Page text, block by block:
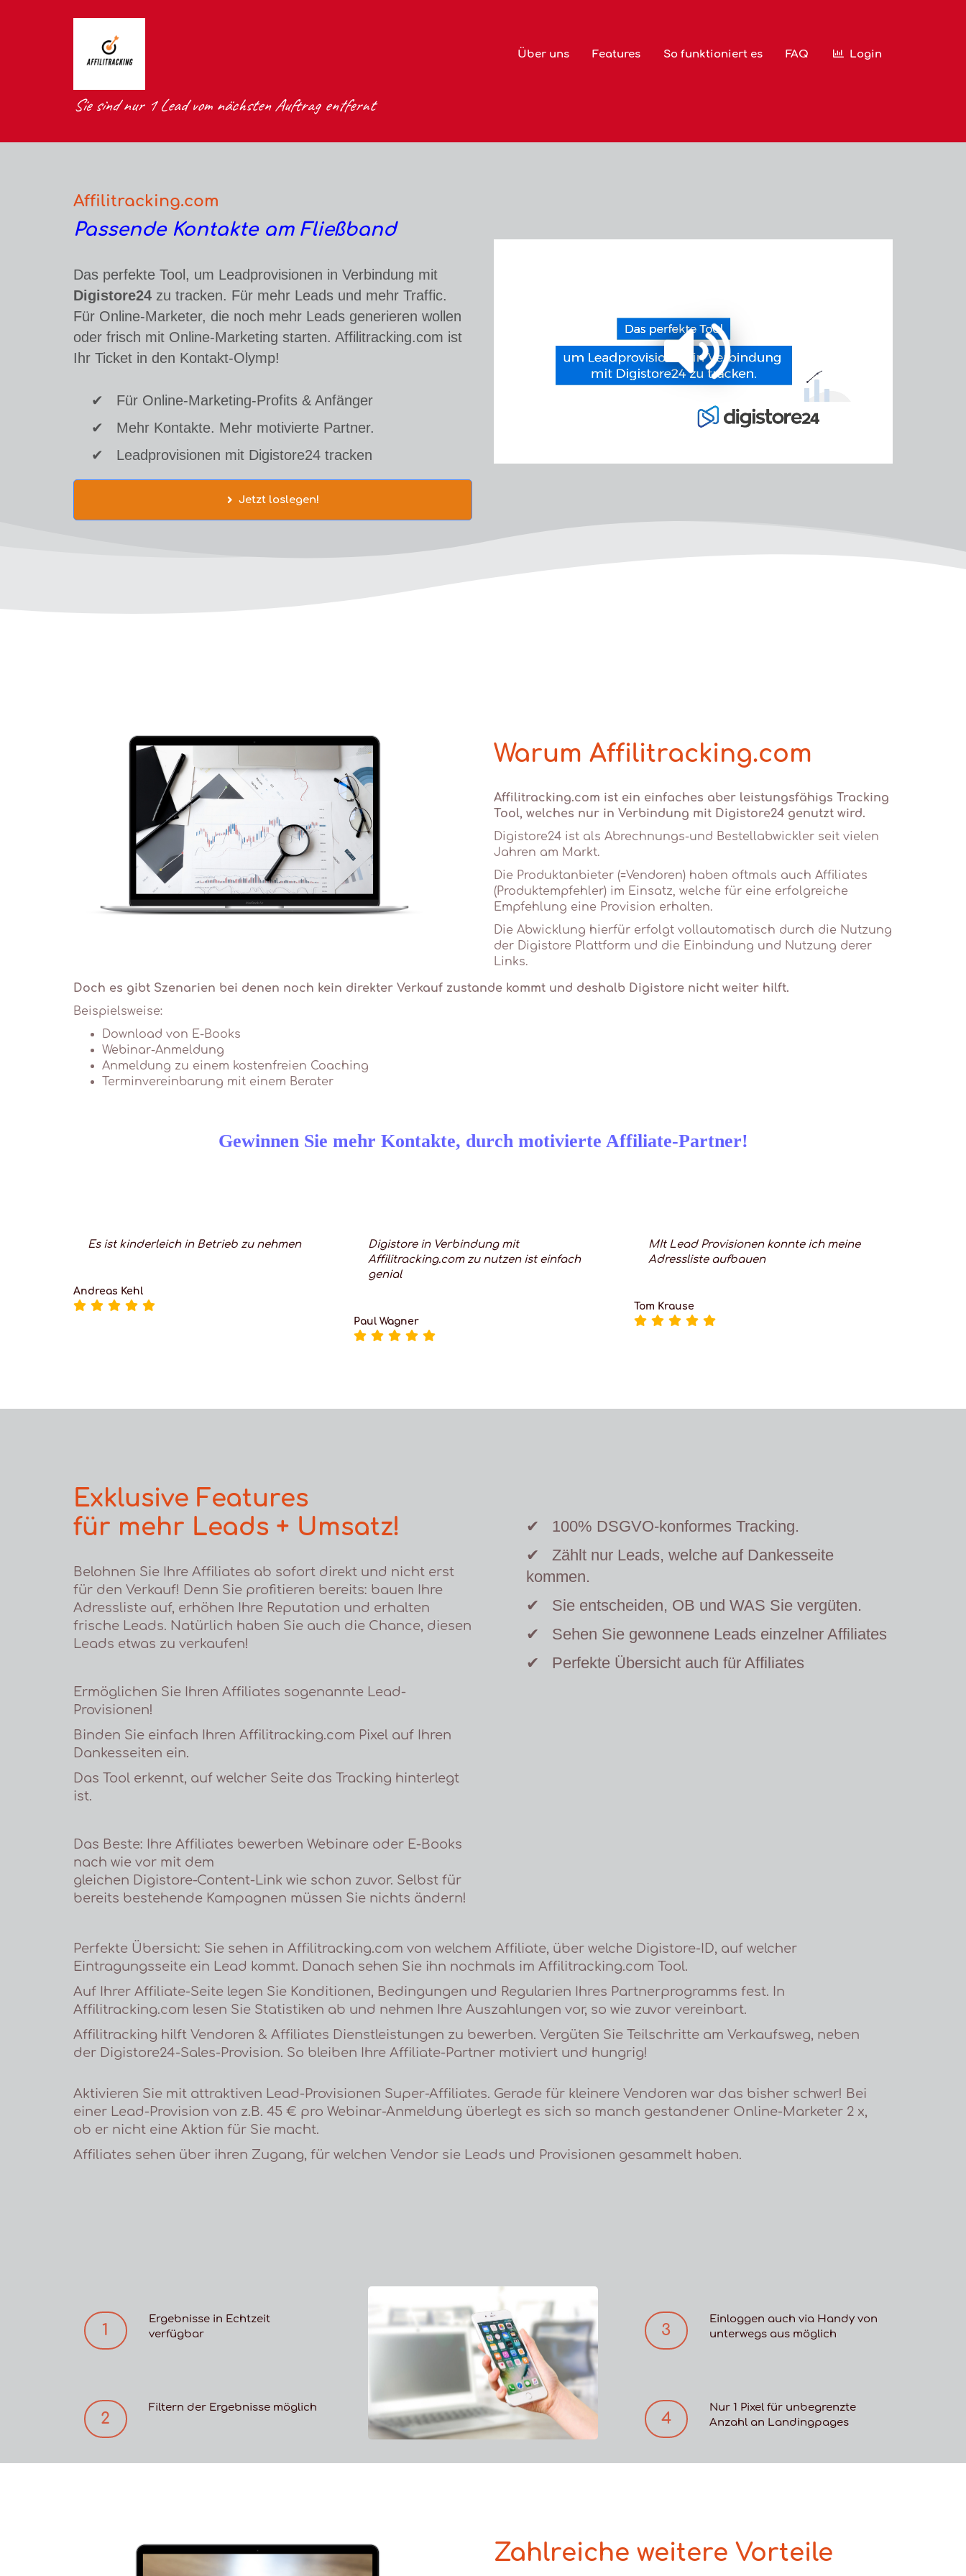
Über uns Features So funktioniert es FAQ Login
Sie sind nur 1 Lead vom nächsten Auftrag entfernt
Affilitracking.com
Passende Kontakte am Fließband
Das perfekte Tool, um Leadprovisionen in Verbindung mit
Digistore24 zu tracken. Für mehr Leads und mehr Traffic.
Für Online-Marketer, die noch mehr Leads generieren wollen
oder frisch mit Online-Marketing starten. Affilitracking.com ist
Ihr Ticket in den Kontakt-Olymp!
✔ Für Online-Marketing-Profits & Anfänger
✔ Mehr Kontakte. Mehr motivierte Partner.
✔ Leadprovisionen mit Digistore24 tracken
Jetzt loslegen!
100.00%
Rate
Warum Affilitracking.com
Affilitracking.com ist ein einfaches aber leistungsfähigs Tracking
Tool, welches nur in Verbindung mit Digistore24 genutzt wird.
Digistore24 ist als Abrechnungs-und Bestellabwickler seit vielen
Jahren am Markt.
Die Produktanbieter (=Vendoren) haben oftmals auch Affiliates
(Produktempfehler) im Einsatz, welche für eine erfolgreiche
Empfehlung eine Provision erhalten.
Die Abwicklung hierfür erfolgt vollautomatisch durch die Nutzung
der Digistore Plattform und die Einbindung und Nutzung derer
Links.
Doch es gibt Szenarien bei denen noch kein direkter Verkauf zustande kommt und deshalb Digistore nicht weiter hilft.
Beispielsweise:
Download von E-Books
Webinar-Anmeldung
Anmeldung zu einem kostenfreien Coaching
Terminvereinbarung mit einem Berater
Gewinnen Sie mehr Kontakte, durch motivierte Affiliate-Partner!
Es ist kinderleich in Betrieb zu nehmen
Andreas Kehl
Digistore in Verbindung mit
Affilitracking.com zu nutzen ist einfach
genial
Paul Wagner
MIt Lead Provisionen konnte ich meine
Adressliste aufbauen
Tom Krause
Exklusive Features
für mehr Leads + Umsatz!
Belohnen Sie Ihre Affiliates ab sofort direkt und nicht erst
für den Verkauf! Denn Sie profitieren bereits: bauen Ihre
Adressliste auf, erhöhen Ihre Reputation und erhalten
frische Leads. Natürlich haben Sie auch die Chance, diesen
Leads etwas zu verkaufen!
Ermöglichen Sie Ihren Affiliates sogenannte Lead-
Provisionen!
Binden Sie einfach Ihren Affilitracking.com Pixel auf Ihren
Dankesseiten ein.
Das Tool erkennt, auf welcher Seite das Tracking hinterlegt
ist.
Das Beste: Ihre Affiliates bewerben Webinare oder E-Books
nach wie vor mit dem
gleichen Digistore-Content-Link wie schon zuvor. Selbst für
bereits bestehende Kampagnen müssen Sie nichts ändern!
✔ 100% DSGVO-konformes Tracking.
✔ Zählt nur Leads, welche auf Dankesseite
kommen.
✔ Sie entscheiden, OB und WAS Sie vergüten.
✔ Sehen Sie gewonnene Leads einzelner Affiliates
✔ Perfekte Übersicht auch für Affiliates
Perfekte Übersicht: Sie sehen in Affilitracking.com von welchem Affiliate, über welche Digistore-ID, auf welcher
Eintragungsseite ein Lead kommt. Danach sehen Sie ihn nochmals im Affilitracking.com Tool.
Auf Ihrer Affiliate-Seite legen Sie Konditionen, Bedingungen und Regularien Ihres Partnerprogramms fest. In
Affilitracking.com lesen Sie Statistiken ab und nehmen Ihre Auszahlungen vor, so wie zuvor vereinbart.
Affilitracking hilft Vendoren & Affiliates Dienstleistungen zu bewerben. Vergüten Sie Teilschritte am Verkaufsweg, neben
der Digistore24-Sales-Provision. So bleiben Ihre Affiliate-Partner motiviert und hungrig!
Aktivieren Sie mit attraktiven Lead-Provisionen Super-Affiliates. Gerade für kleinere Vendoren war das bisher schwer! Bei
einer Lead-Provision von z.B. 45 € pro Webinar-Anmeldung überlegt es sich so manch gestandener Online-Marketer 2 x,
ob er nicht eine Aktion für Sie macht.
Affiliates sehen über ihren Zugang, für welchen Vendor sie Leads und Provisionen gesammelt haben.
1
Ergebnisse in Echtzeit
verfügbar
2
Filtern der Ergebnisse möglich
3
Einloggen auch via Handy von
unterwegs aus möglich
4
Nur 1 Pixel für unbegrenzte
Anzahl an Landingpages
Zahlreiche weitere Vorteile